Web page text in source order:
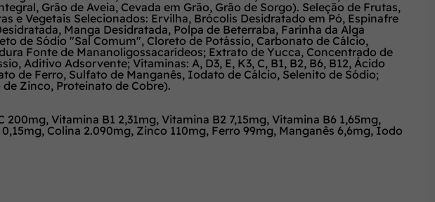
Grão de Aveia, Cevada em Grão, Grão de Sorgo). Seleção de Frutas,
e Vegetais Selecionados: Ervilha, Brócolis Desidratado em Pó, Espinafre
Manga Desidratada, Polpa de Beterraba, Farinha da Alga
de Sódio "Sal Comum", Cloreto de Potássio, Carbonato de Cálcio,
Fonte de Mananoligossacarídeos; Extrato de Yucca, Concentrado de
Aditivo Adsorvente; Vitaminas: A, D3, E, K3, C, B1, B2, B6, B12, Ácido
de Ferro, Sulfato de Manganês, Iodato de Cálcio, Selenito de Sódio;
Zinco, Proteinato de Cobre).
Vitamina B1 2,31mg, Vitamina B2 7,15mg, Vitamina B6 1,65mg,
Colina 2.090mg, Zinco 110mg, Ferro 99mg, Manganês 6,6mg, Iodo